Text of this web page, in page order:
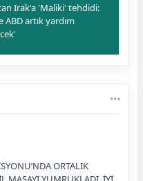
Irak'a 'Maliki' tehdidi:
ABD artık yardım
ORTALIK